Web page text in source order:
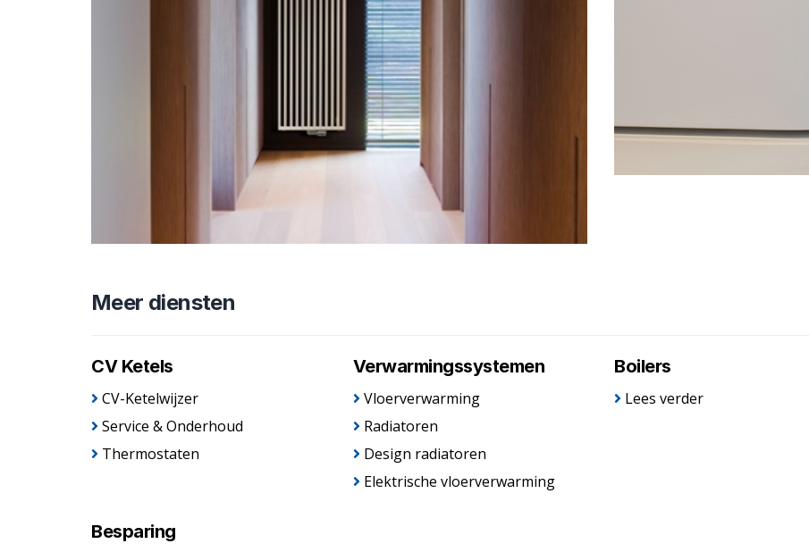
Meer diensten
CV Ketels
CV-Ketelwijzer
Service & Onderhoud
Thermostaten
Verwarmingssystemen
Vloerverwarming
Radiatoren
Design radiatoren
Elektrische vloerverwarming
Boilers
Lees verder
Besparing